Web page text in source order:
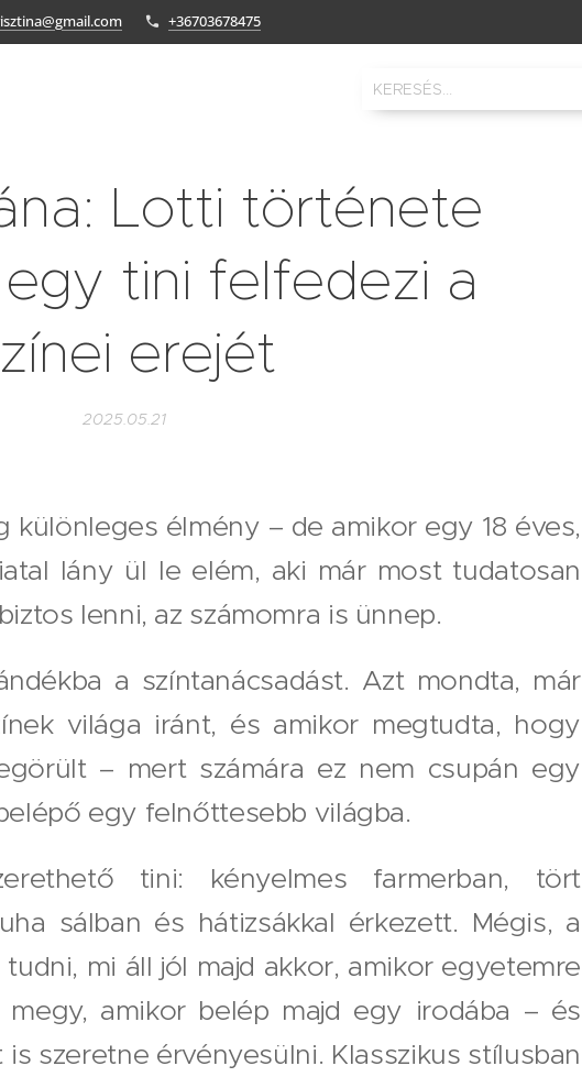
+36703678475
Lotti története
tini felfedezi a
erejét
2025.05.21
különleges élmény – de amikor egy 18 éves,
lány ül le elém, aki már most tudatosan
lenni, az számomra is ünnep.
a színtanácsadást. Azt mondta, már
világa iránt, és amikor megtudta, hogy
– mert számára ez nem csupán egy
egy felnőttesebb világba.
tini: kényelmes farmerban, tört
sálban és hátizsákkal érkezett. Mégis, a
mi áll jól majd akkor, amikor egyetemre
megy, amikor belép majd egy irodába – és
szeretne érvényesülni. Klasszikus stílusban